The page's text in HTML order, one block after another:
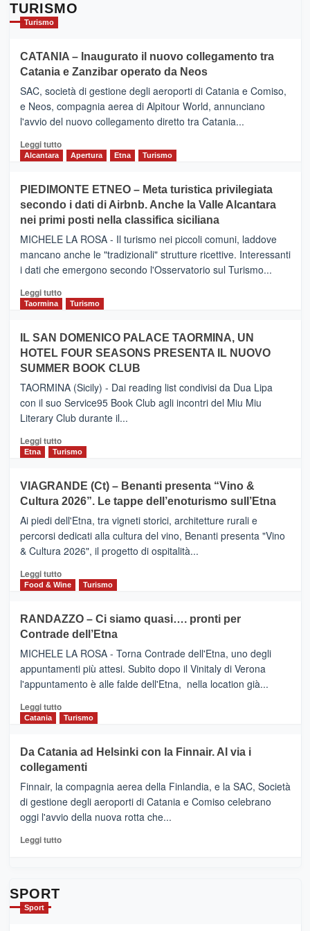
TURISMO
Turismo
CATANIA – Inaugurato il nuovo collegamento tra
Catania e Zanzibar operato da Neos
SAC, società di gestione degli aeroporti di Catania e Comiso,
e Neos, compagnia aerea di Alpitour World, annunciano
l'avvio del nuovo collegamento diretto tra Catania...
Leggi tuttoLeggi
CATANIA
–
Inaugurato
il
nuovo
collegamento
tra
e
Zanzibar
da
Neos
Alcantara Apertura Etna Turismo
PIEDIMONTE ETNEO – Meta turistica privilegiata
secondo i dati di Airbnb. Anche la Valle Alcantara
nei primi posti nella classifica siciliana
MICHELE LA ROSA - Il turismo nei piccoli comuni, laddove
mancano anche le "tradizionali" strutture ricettive. Interessanti
i dati che emergono secondo l'Osservatorio sul Turismo...
Leggi tuttoLeggi
PIEDIMONTE
ETNEO
–
Meta
turistica
privilegiata
secondo
dati
di
Anche
la
Alcantara
nei
primi
nella
classifica
Taormina Turismo
IL SAN DOMENICO PALACE TAORMINA, UN
HOTEL FOUR SEASONS PRESENTA IL NUOVO
SUMMER BOOK CLUB
TAORMINA (Sicily) - Dai reading list condivisi da Dua Lipa
con il suo Service95 Book Club agli incontri del Miu Miu
Literary Club durante il...
Leggi tuttoLeggi
di
IL
SAN
DOMENICO
PALACE
TAORMINA,
UN
HOTEL
FOUR
IL
NUOVO
SUMMER
CLUB
Etna Turismo
VIAGRANDE (Ct) – Benanti presenta “Vino &
Cultura 2026”. Le tappe dell’enoturismo sull’Etna
Ai piedi dell'Etna, tra vigneti storici, architetture rurali e
percorsi dedicati alla cultura del vino, Benanti presenta "Vino
& Cultura 2026", il progetto di ospitalità...
Leggi tuttoLeggi
di
VIAGRANDE
(Ct)
–
Benanti
presenta
“Vino
&
Cultura
tappe
dell’enoturismo
Food & Wine Turismo
RANDAZZO – Ci siamo quasi…. pronti per
Contrade dell’Etna
MICHELE LA ROSA - Torna Contrade dell'Etna, uno degli
appuntamenti più attesi. Subito dopo il Vinitaly di Verona
l'appuntamento è alle falde dell'Etna, nella location già...
Leggi tuttoLeggi
di
RANDAZZO
–
Ci
siamo
quasi….
pronti
per
Catania Turismo
Da Catania ad Helsinki con la Finnair. Al via i
collegamenti
Finnair, la compagnia aerea della Finlandia, e la SAC, Società
di gestione degli aeroporti di Catania e Comiso celebrano
oggi l'avvio della nuova rotta che...
Leggi tuttoLeggi
SPORT
Sport